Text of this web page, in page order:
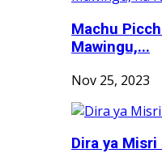
Machu
Mawingu,...
Nov 25, 2023
Dira ya Misri